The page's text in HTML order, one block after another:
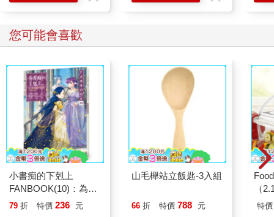
得如何理財之後必然能累積一定的財富，而財富是否也該有詳細
規劃，才能逐日厚實或者至少能夠不受通膨影響而縮水？
台灣財富管理交流協會初衷便是立基於此，希望培養每個人有健
印，好不容易有所成，成為台灣經濟成長中流砥柱，卻對財務少
了長遠縝密的規劃，因此一旦遭逢全球稅務政策的變化，稍一不
慎，便被龐大的稅務纏身，導致財務嚴重失衡，阻礙公司成長，
怎能不教人扼腕？
而一度遠渡重洋到世界各地開疆闢土的台商，除了必須積極面對
全球驟變的經濟趨勢之外，也面臨企業接班、資產如何返鄉回台
等等問題，這一切如果沒有相關專業財務規劃人員提供協助，勢
必更加困難重重。
＠財務長外包，健全財務全面透明化
「財務長外包」概念於焉成形，匯聚經營管理人才、財務規劃專
業人員、專司律法的業界翹楚組成最強團隊，齊心一力，協助中
您可能會喜歡
小書痴的下剋上
FANBOOK(10)：為了
成為圖書管理員不擇手
79 折 特價 236 元
山毛櫸站立飯匙-3入組
66 折 特價 788 元
（
特價